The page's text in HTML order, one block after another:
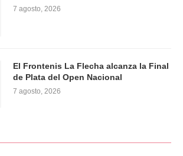
7 agosto, 2026
El Frontenis La Flecha alcanza la Final
de Plata del Open Nacional
7 agosto, 2026